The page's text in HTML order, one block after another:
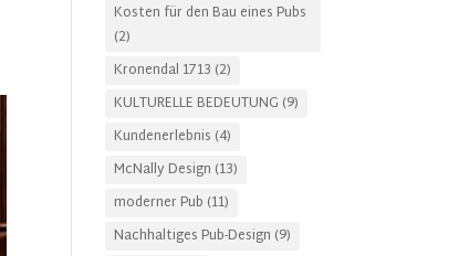
Kosten für den Bau eines Pubs
(2)
Kronendal 1713 (2)
KULTURELLE BEDEUTUNG (9)
Kundenerlebnis (4)
McNally Design (13)
moderner Pub (11)
Nachhaltiges Pub-Design (9)